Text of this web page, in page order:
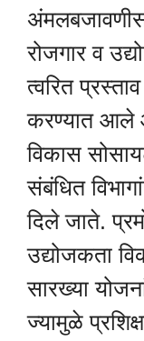
रोजगार व
त्वरित
करण्यात आले
विकास
संबंधित
दिले जाते.
उद्योजकता
सारख्या
ज्यामुळे